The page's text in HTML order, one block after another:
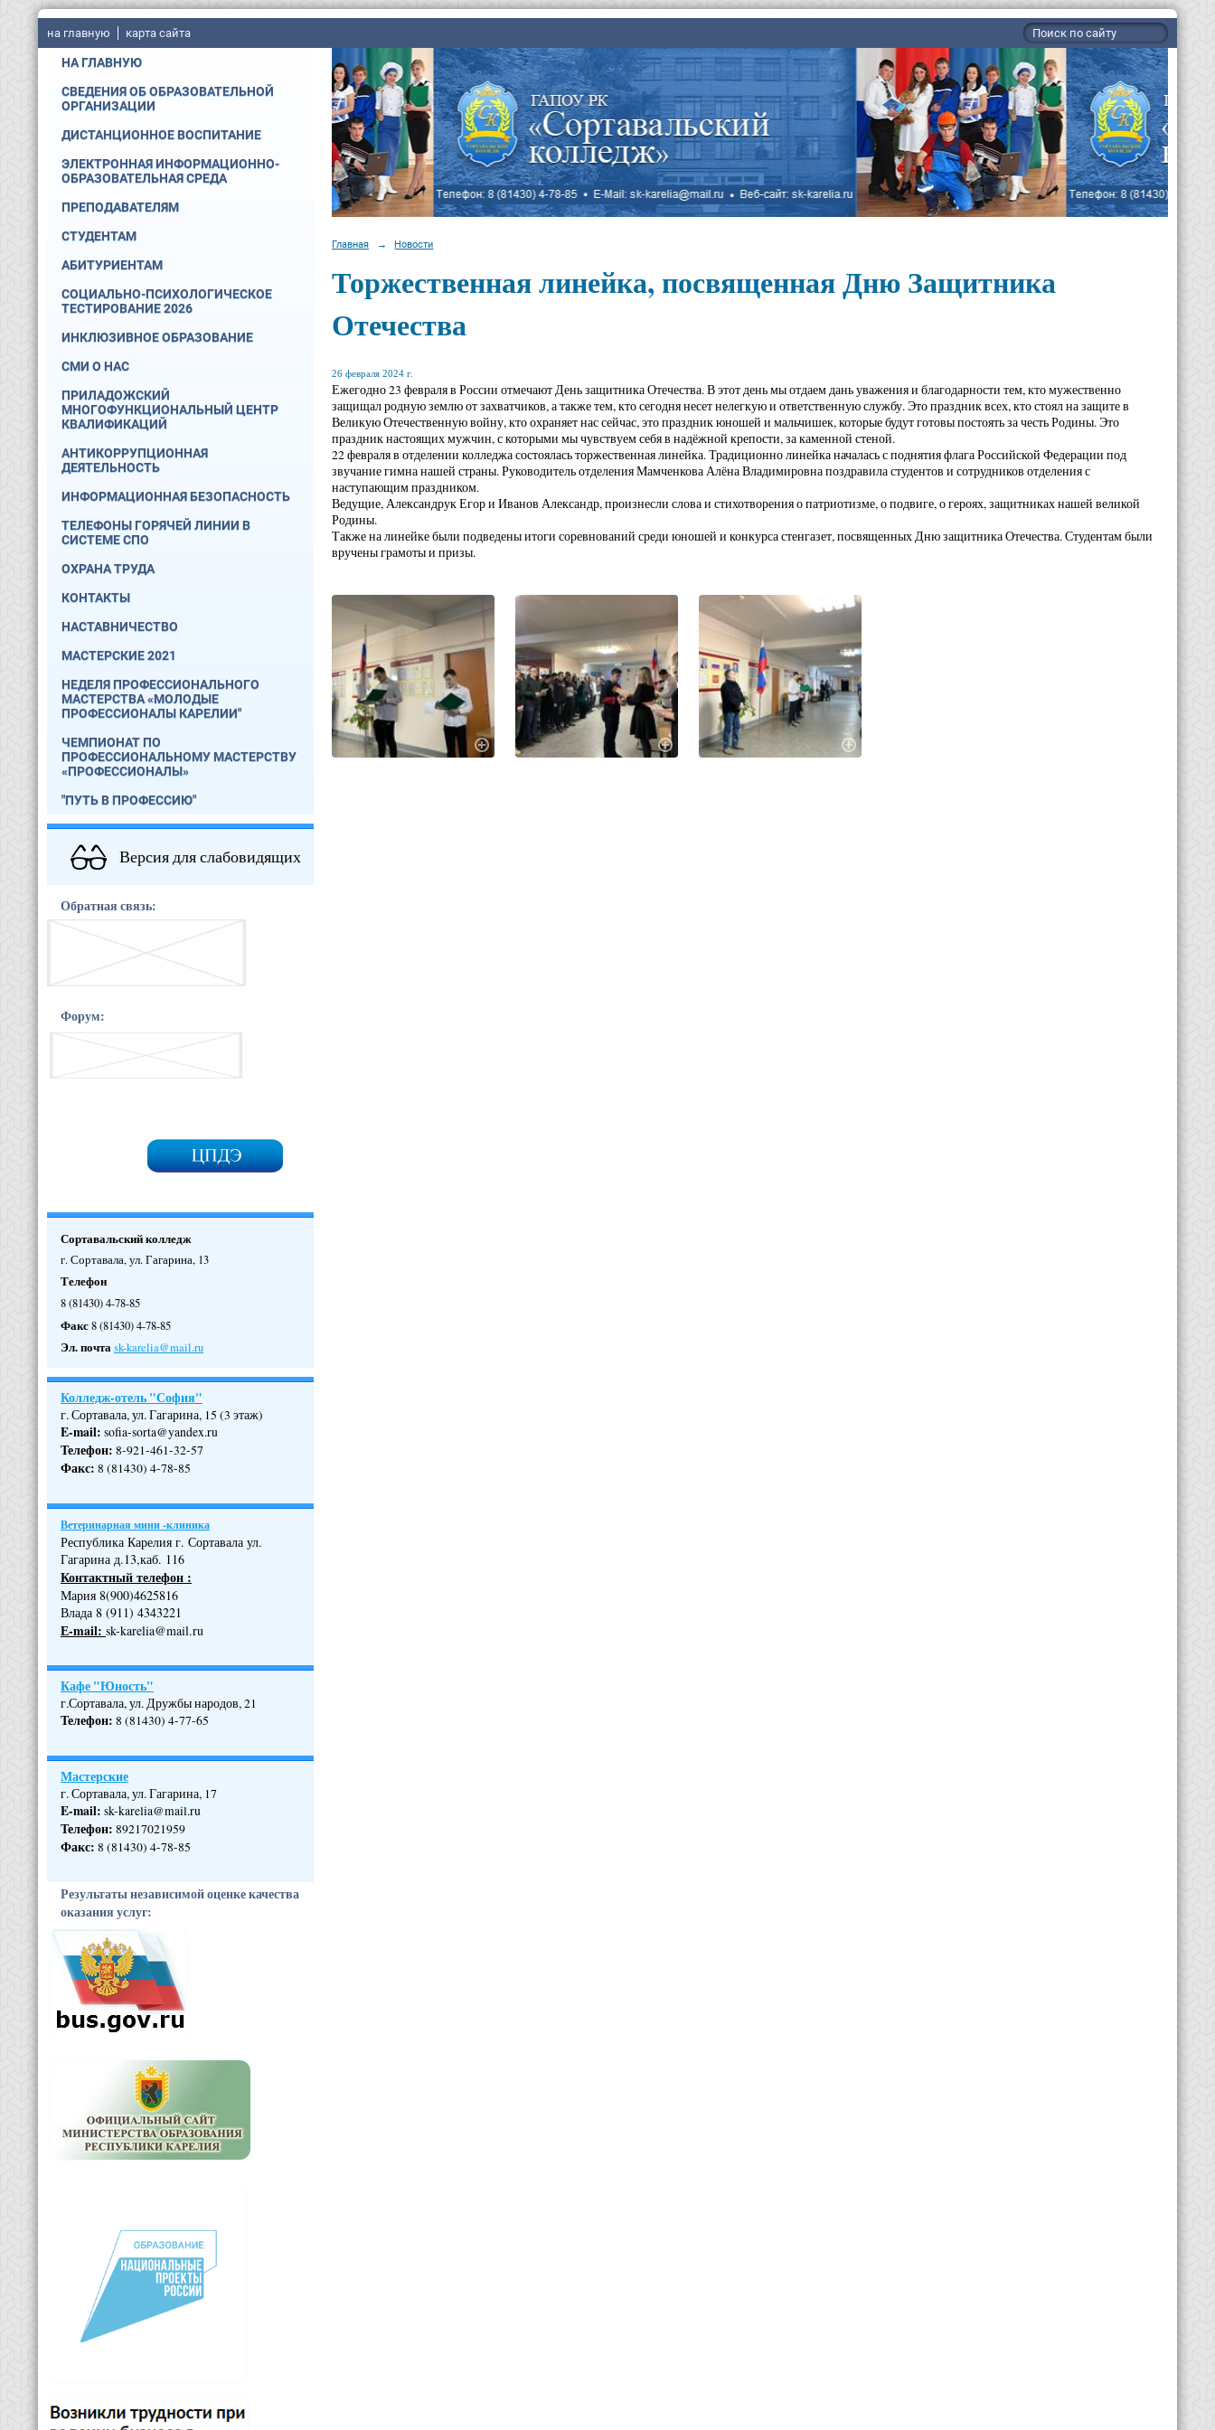
на главную карта сайта
НА ГЛАВНУЮ
СВЕДЕНИЯ ОБ ОБРАЗОВАТЕЛЬНОЙ
ОРГАНИЗАЦИИ
ДИСТАНЦИОННОЕ ВОСПИТАНИЕ
ЭЛЕКТРОННАЯ ИНФОРМАЦИОННО-
ОБРАЗОВАТЕЛЬНАЯ СРЕДА
ПРЕПОДАВАТЕЛЯМ
СТУДЕНТАМ
АБИТУРИЕНТАМ
СОЦИАЛЬНО-ПСИХОЛОГИЧЕСКОЕ
ТЕСТИРОВАНИЕ 2026
ИНКЛЮЗИВНОЕ ОБРАЗОВАНИЕ
СМИ О НАС
ПРИЛАДОЖСКИЙ
МНОГОФУНКЦИОНАЛЬНЫЙ ЦЕНТР
КВАЛИФИКАЦИЙ
АНТИКОРРУПЦИОННАЯ
ДЕЯТЕЛЬНОСТЬ
ИНФОРМАЦИОННАЯ БЕЗОПАСНОСТЬ
ТЕЛЕФОНЫ ГОРЯЧЕЙ ЛИНИИ В
СИСТЕМЕ СПО
ОХРАНА ТРУДА
КОНТАКТЫ
НАСТАВНИЧЕСТВО
МАСТЕРСКИЕ 2021
НЕДЕЛЯ ПРОФЕССИОНАЛЬНОГО
МАСТЕРСТВА «МОЛОДЫЕ
ПРОФЕССИОНАЛЫ КАРЕЛИИ"
ЧЕМПИОНАТ ПО
ПРОФЕССИОНАЛЬНОМУ МАСТЕРСТВУ
«ПРОФЕССИОНАЛЫ»
"ПУТЬ В ПРОФЕССИЮ"
Версия для слабовидящих
Обратная связь:
Форум:
Сортавальский колледж
г. Сортавала, ул. Гагарина, 13
Телефон
8 (81430) 4-78-85
Факс8 (81430) 4-78-85
Эл. почтаsk-karelia@mail.ru
Колледж-отель "София"
г. Сортавала, ул. Гагарина, 15 (3 этаж)
E-mail: sofia-sorta@yandex.ru
Телефон: 8-921-461-32-57
Факс: 8 (81430) 4-78-85
Ветеринарная мини -клиника
Республика Карелия г. Сортавала ул.
Гагарина д.13,каб. 116
Контактный телефон :
Мария 8(900)4625816
Влада 8 (911) 4343221
Е-mail: sk-karelia@mail.ru
Кафе "Юность"
г.Сортавала, ул. Дружбы народов, 21
Телефон: 8 (81430) 4-77-65
Мастерские
г. Сортавала, ул. Гагарина, 17
E-mail: sk-karelia@mail.ru
Телефон: 89217021959
Факс: 8 (81430) 4-78-85
Результаты независимой оценке качества
оказания услуг:
Главная → Новости
Торжественная линейка, посвященная Дню Защитника
Отечества
26 февраля 2024 г.
Ежегодно 23 февраля в России отмечают День защитника Отечества. В этот день мы отдаем дань уважения и благодарности тем, кто мужественно
защищал родную землю от захватчиков, а также тем, кто сегодня несет нелегкую и ответственную службу. Это праздник всех, кто стоял на защите в
Великую Отечественную войну, кто охраняет нас сейчас, это праздник юношей и мальчишек, которые будут готовы постоять за честь Родины. Это
праздник настоящих мужчин, с которыми мы чувствуем себя в надёжной крепости, за каменной стеной.
22 февраля в отделении колледжа состоялась торжественная линейка. Традиционно линейка началась с поднятия флага Российской Федерации под
звучание гимна нашей страны. Руководитель отделения Мамченкова Алёна Владимировна поздравила студентов и сотрудников отделения с
наступающим праздником.
Ведущие, Александрук Егор и Иванов Александр, произнесли слова и стихотворения о патриотизме, о подвиге, о героях, защитниках нашей великой
Родины.
Также на линейке были подведены итоги соревнований среди юношей и конкурса стенгазет, посвященных Дню защитника Отечества. Студентам были
вручены грамоты и призы.